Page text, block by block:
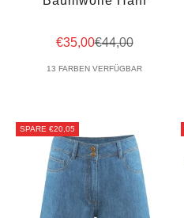
Angebot
€35,00Regulärer Preis
€44,00
13 FARBEN VERFÜGBAR
SPARE €20,05